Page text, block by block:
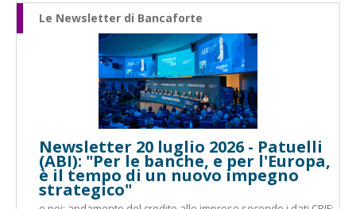
Le Newsletter di Bancaforte
Newsletter 20 luglio 2026 - Patuelli
(ABI): "Per le banche, e per l'Europa,
è il tempo di un nuovo impegno
strategico"